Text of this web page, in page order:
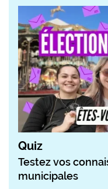
Quiz
Testez vos
municipales